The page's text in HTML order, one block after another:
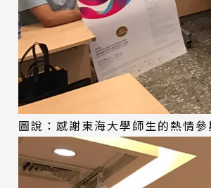
圖說：感謝東海大學師生的熱情